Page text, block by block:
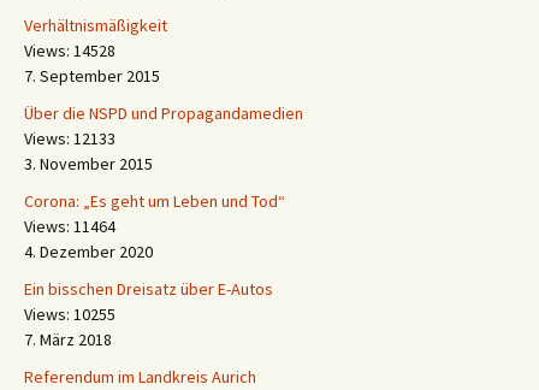
Verhältnismäßigkeit
Views: 14528
7. September 2015
Über die NSPD und Propagandamedien
Views: 12133
3. November 2015
Corona: „Es geht um Leben und Tod“
Views: 11464
4. Dezember 2020
Ein bisschen Dreisatz über E-Autos
Views: 10255
7. März 2018
Referendum im Landkreis Aurich